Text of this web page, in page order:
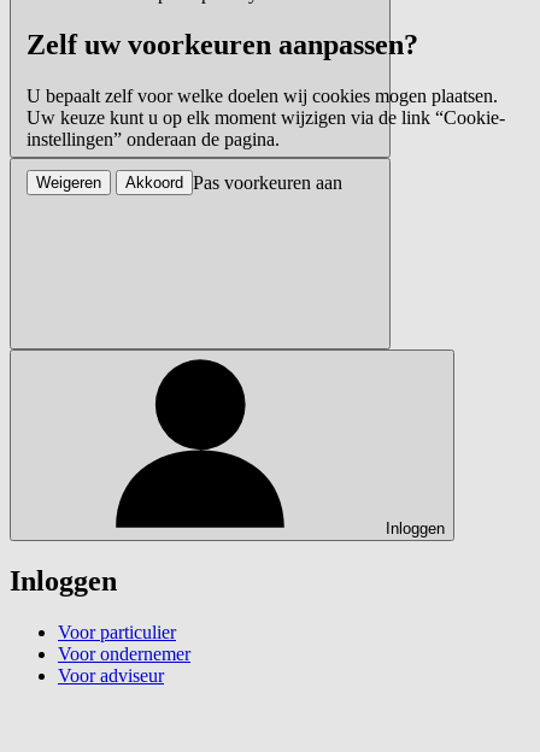
Inloggen
Inloggen
Voor particulier
Voor ondernemer
Voor adviseur
Zelf uw voorkeuren aanpassen?
U bepaalt zelf voor welke doelen wij cookies mogen plaatsen.
Uw keuze kunt u op elk moment wijzigen via de link “Cookie-
instellingen” onderaan de pagina.
Pas voorkeuren aan
Weigeren Akkoord